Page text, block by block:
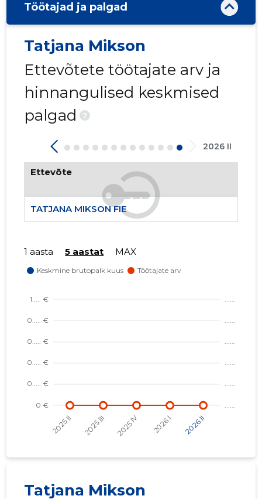
Töötajad ja palgad
Tatjana Mikson
Ettevõtete töötajate arv ja
hinnangulised keskmised
palgad
?
2026 II
Ettevõte
TATJANA MIKSON FIE
1 aasta 5 aastat MAX
Tatjana Mikson